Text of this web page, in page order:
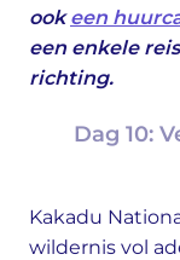
ookeen
een enkele
richting.
Dag 10:
Kakadu
wildernis vol